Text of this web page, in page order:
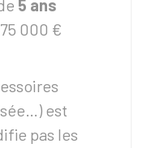
5 ans
75 000 €
est
pas les